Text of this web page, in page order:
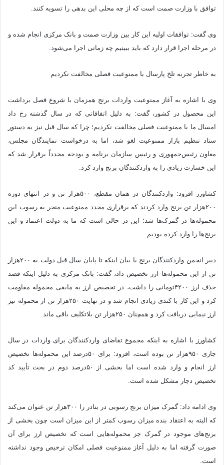
توافق با وزارت صمت است که از چه محلی این بدهی را تسویه کنند.
وی گفت: توافقات اولیه این کار بین وزارت صمت و بانک مرکزی انجام شده و
در مرحله اجرا قرار دارد که باید ببینیم چه زمانی اجرا می‌شود.
به خاطر تجربه تلخ پارسال با ممنوعیت فصلی مخالفت نکردیم
وی با اشاره به آغاز ممنوعیت واردات برنج همزمان با شروع فصل برداشت
این محصول در کشور، گفت: به دلیل اتفاقاتی که در سال گذشته رخ داد
امسال ما با ممنوعیت فصلی مخالفت نکردیم؛ چرا که سال قبل نیز به دستور
ستاد تنظیم بازار ممنوعیت لغو شد، اما به درخواست نمایندگان مجلس،
معاون رئیس‌جمهوری و رئیس سازمان برنامه و بودجه مجدداً برقرار شد که
این خسارت زیادی را به واردکنندگان برنج وارد کرد.
کشاورز افزود: واردکنندگان در همان مقطع، ۵۰۰هزار تن و در انتهای دوره
۲۰۰هزار تن برنج وارد کردند که برقراری مجدد ممنوعیت منجر به رسوب این
محموله‌ها در گمرک‌ها شد؛ این در حالی است که ما به دولت اعتماد و این
برنج‌ها را وارد کرده بودیم.
دبیر انجمن واردکنندگان برنج با بیان اینکه تا پایان سال قبل دولت به ۲۰۰هزار
تن از این محموله‌ها ارز تخصیص داد، گفت: بانک مرکزی به دلیل اینکه قصد
حذف ارز ۴۲۰۰تومانی را داشت، در تخصیص ارز به مابقی محموله مقاومت
کرد و این کار با کندی زیادی انجام شد و در نهایت ۲۵۰هزار تن از محموله نیز
ارز نیمایی دریافت کرد و همچنان ۲۵۰هزار تن بلاتکلیف باقی ماند.
کشاورز با اشاره به اینکه مجموع تقاضای واردکنندگان برای واردات در سال
جاری ۹۵۰هزار تن بوده است، افزود: برای ۵۰درصد این محموله‌ها تخصیص
ارز انجام و وارد شده است اما بخشی از ۵۰درصد دوم در بحث تأیید کد
تخصیص دچار مشکل شده است.
وی ادامه داد: گمرک میزان برنج رسوبی در بنادر را ۳۰۰هزار تن عنوان می‌کند
که البته به اعتقاد بنده میزان رسوب کمتر از این میزان است چون بخشی از
برنج‌های موجود در گمرک جز محموله‌هایی است که تخصیص ارز برای آن
صورت گرفته اما به دلیل آغاز ممنوعیت فصلی امکان ترخیص وجود نداشته
است.